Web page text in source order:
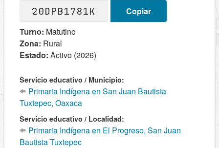
20DPB1781K
Copiar
Turno: Matutino
Zona: Rural
Estado: Activo (2026)
Servicio educativo / Municipio:
Primaria Indígena en San Juan Bautista
Tuxtepec, Oaxaca
Servicio educativo / Localidad:
Primaria Indígena en El Progreso, San Juan
Bautista Tuxtepec